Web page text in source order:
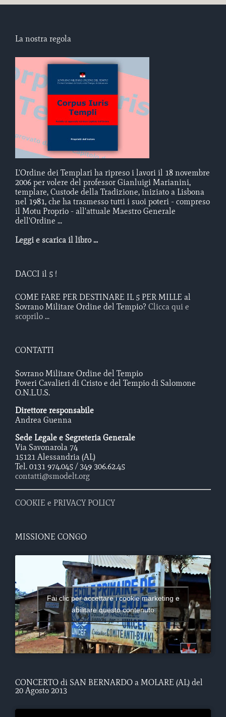
La nostra regola
L'Ordine dei Templari ha ripreso i lavori il 18 novembre
2006 per volere del professor Gianluigi Marianini,
templare, Custode della Tradizione, iniziato a Lisbona
nel 1981, che ha trasmesso tutti i suoi poteri - compreso
il Motu Proprio - all'attuale Maestro Generale
dell'Ordine ...
Leggi e scarica il libro ...
DACCI il 5 !
COME FARE PER DESTINARE IL 5 PER MILLE al
Sovrano Militare Ordine del Tempio? Clicca qui e
scoprilo ...
CONTATTI
Sovrano Militare Ordine del Tempio
Poveri Cavalieri di Cristo e del Tempio di Salomone
O.N.L.U.S.
Direttore responsabile
Andrea Guenna
Sede Legale e Segreteria Generale
Via Savonarola 74
15121 Alessandria (AL)
Tel. 0131 974.045 / 349 306.62.45
contatti@smodelt.org
COOKIE e PRIVACY POLICY
MISSIONE CONGO
Fai clic per accettare i cookie marketing e
abilitare questo contenuto
CONCERTO di SAN BERNARDO a MOLARE (AL) del
20 Agosto 2013